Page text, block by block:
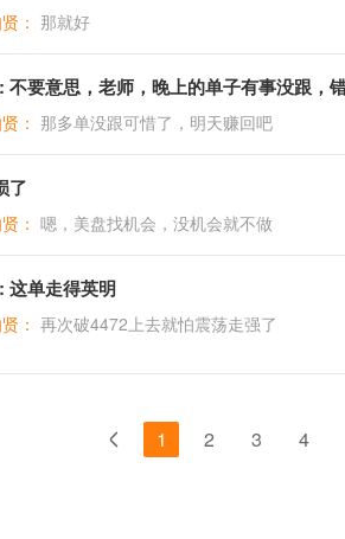
： 那就好
不要意思，老师，晚上的单子有事没跟，
： 那多单没跟可惜了，明天赚回吧
了
： 嗯，美盘找机会，没机会就不做
这单走得英明
： 再次破4472上去就怕震荡走强了
1 2 3 4